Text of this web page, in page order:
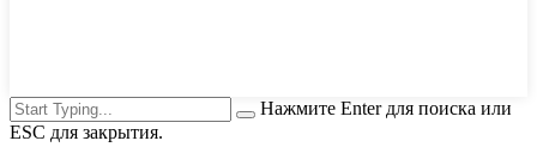
Нажмите Enter для поиска или
ESC для закрытия.